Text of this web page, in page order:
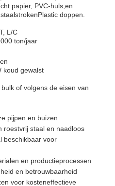
papier, PVC-huls,en
doppen.
L/C
ton/jaar
koud gewalst
of volgens de eisen van
pijpen en buizen
roestvrij staal en naadloos
beschikbaar voor
en productieprocessen
en betrouwbaarheid
voor kosteneffectieve